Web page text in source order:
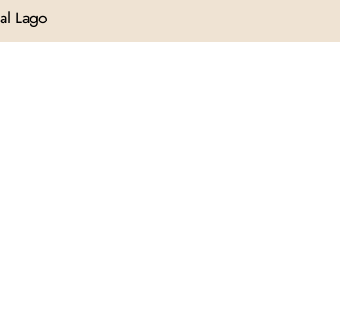
Lago